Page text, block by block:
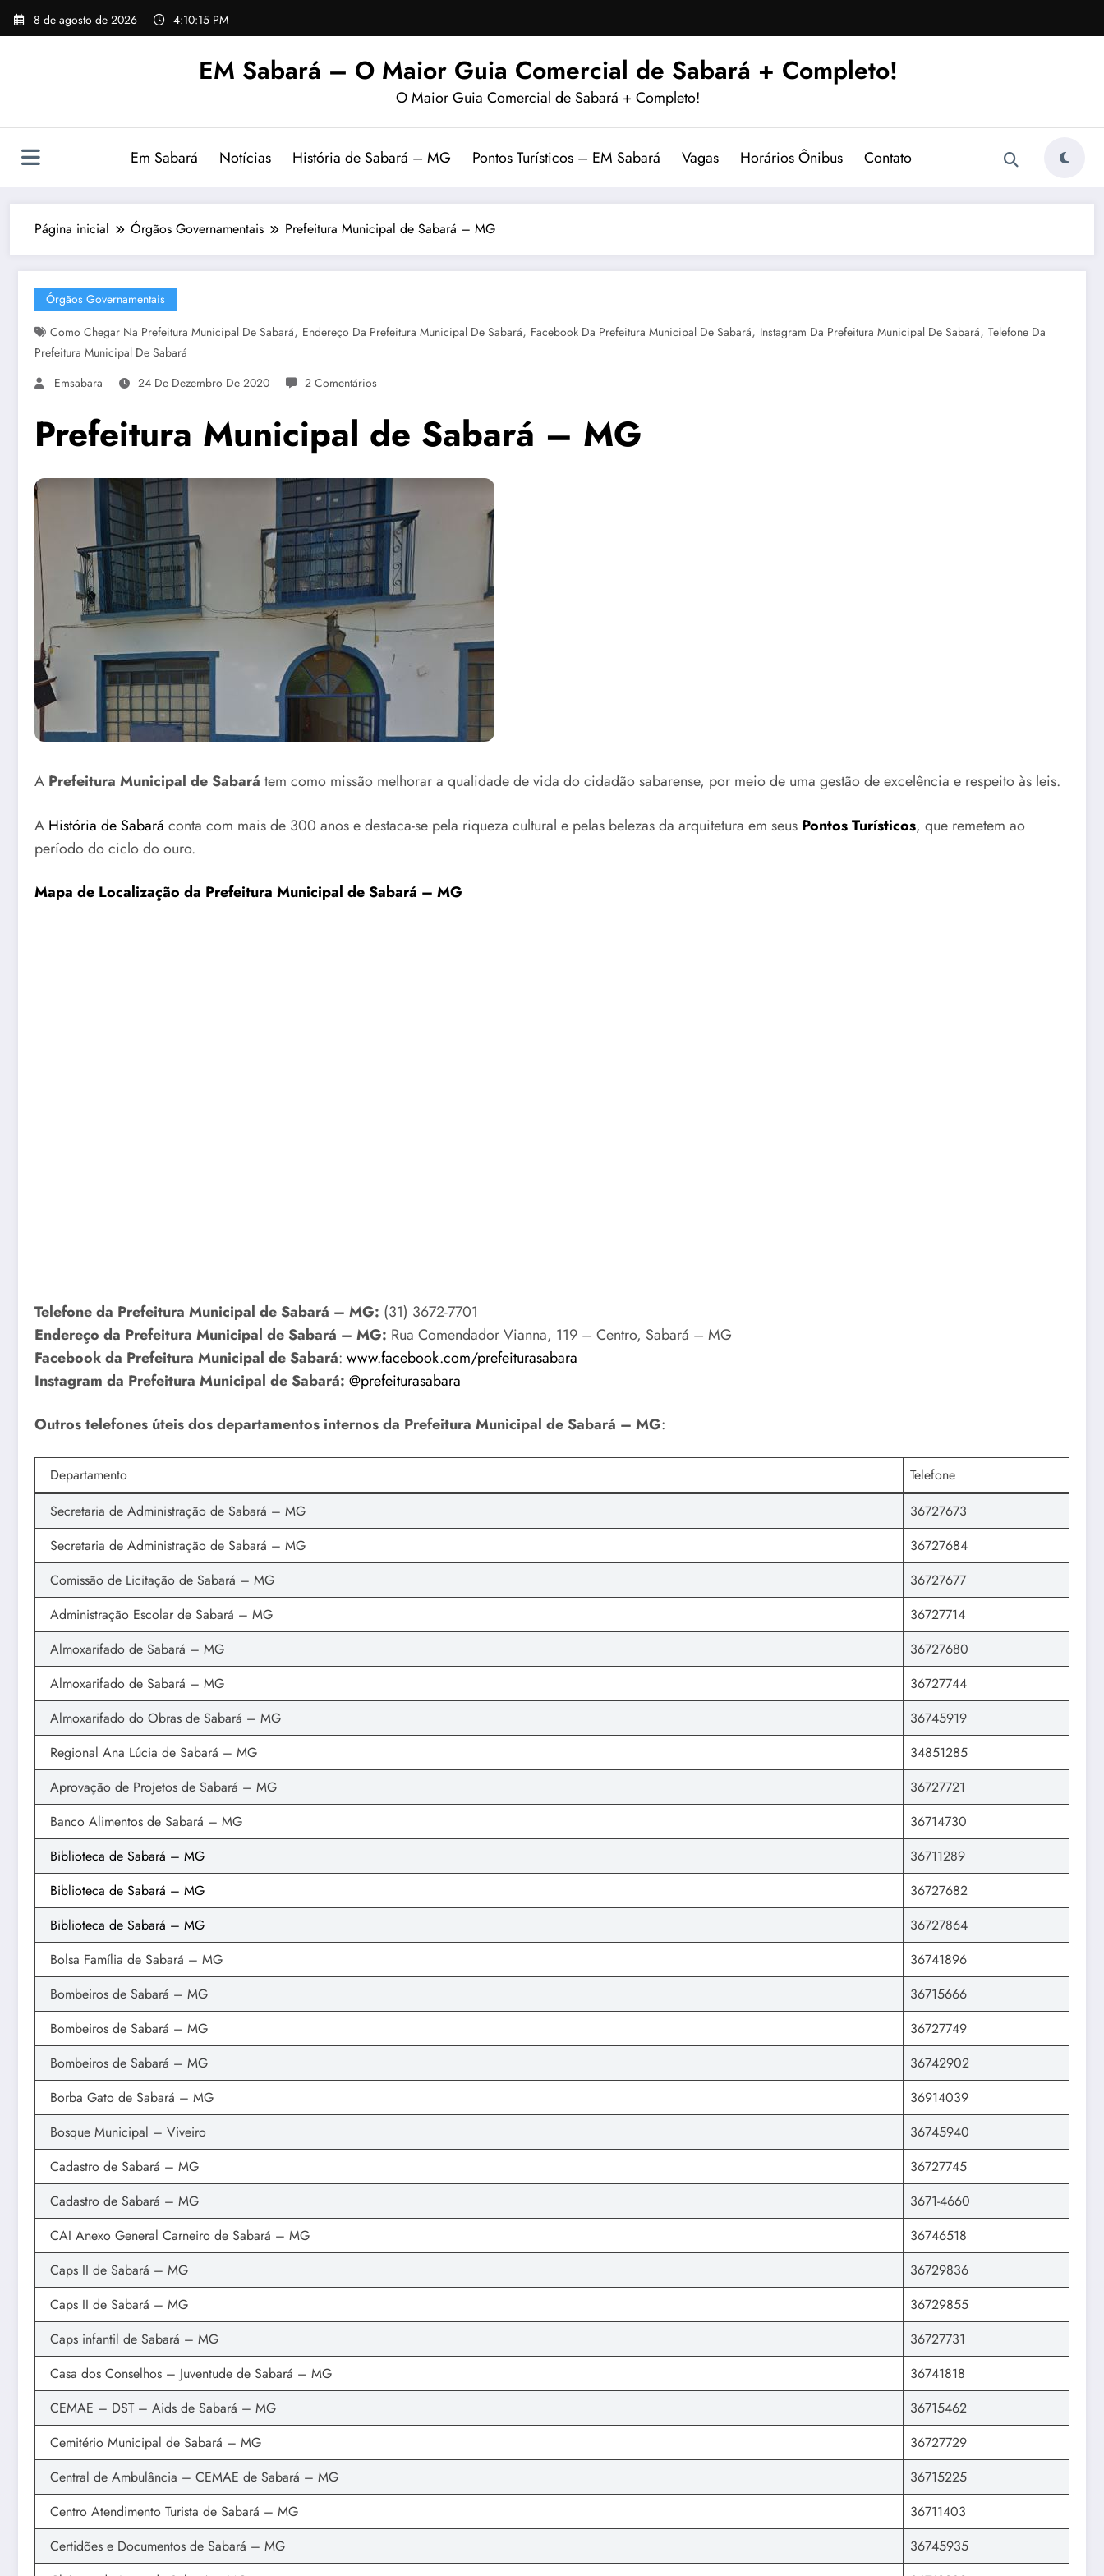
Pular
para
8 de agosto de 2026 4:10:16 PM
EM Sabará – O Maior Guia Comercial de Sabará + Completo!
O Maior Guia Comercial de Sabará + Completo!
Em Sabará Notícias História de Sabará – MG Pontos Turísticos – EM Sabará Vagas Horários Ônibus Contato
Página inicial Órgãos Governamentais Prefeitura Municipal de Sabará – MG
Órgãos Governamentais
Como Chegar Na Prefeitura Municipal De Sabará, Endereço Da Prefeitura Municipal De Sabará, Facebook Da Prefeitura Municipal De Sabará, Instagram Da Prefeitura Municipal De Sabará, Telefone Da
Prefeitura Municipal De Sabará
Emsabara
24 De Dezembro De 2020 2 Comentários
Prefeitura Municipal de Sabará – MG
A Prefeitura Municipal de Sabará tem como missão melhorar a qualidade de vida do cidadão sabarense, por meio de uma gestão de excelência e respeito às leis.
A História de Sabará conta com mais de 300 anos e destaca-se pela riqueza cultural e pelas belezas da arquitetura em seus Pontos Turísticos, que remetem ao
período do ciclo do ouro.
Mapa de Localização da Prefeitura Municipal de Sabará – MG
Telefone da Prefeitura Municipal de Sabará – MG: (31) 3672-7701
Endereço da Prefeitura Municipal de Sabará – MG: Rua Comendador Vianna, 119 – Centro, Sabará – MG
Facebook da Prefeitura Municipal de Sabará: www.facebook.com/prefeiturasabara
Instagram da Prefeitura Municipal de Sabará: @prefeiturasabara
Outros telefones úteis dos departamentos internos da Prefeitura Municipal de Sabará – MG:
Departamento
Telefone
Secretaria de Administração de Sabará – MG
36727673
Secretaria de Administração de Sabará – MG
36727684
Comissão de Licitação de Sabará – MG
36727677
Administração Escolar de Sabará – MG
36727714
Almoxarifado de Sabará – MG
36727680
Almoxarifado de Sabará – MG
36727744
Almoxarifado do Obras de Sabará – MG
36745919
Regional Ana Lúcia de Sabará – MG
34851285
Aprovação de Projetos de Sabará – MG
36727721
Banco Alimentos de Sabará – MG
36714730
Biblioteca de Sabará – MG
36711289
Biblioteca de Sabará – MG
36727682
Biblioteca de Sabará – MG
36727864
Bolsa Família de Sabará – MG
36741896
Bombeiros de Sabará – MG
36715666
Bombeiros de Sabará – MG
36727749
Bombeiros de Sabará – MG
36742902
Borba Gato de Sabará – MG
36914039
Bosque Municipal – Viveiro
36745940
Cadastro de Sabará – MG
36727745
Cadastro de Sabará – MG
3671-4660
CAI Anexo General Carneiro de Sabará – MG
36746518
Caps II de Sabará – MG
36729836
Caps II de Sabará – MG
36729855
Caps infantil de Sabará – MG
36727731
Casa dos Conselhos – Juventude de Sabará – MG
36741818
CEMAE – DST – Aids de Sabará – MG
36715462
Cemitério Municipal de Sabará – MG
36727729
Central de Ambulância – CEMAE de Sabará – MG
36715225
Centro Atendimento Turista de Sabará – MG
36711403
Certidões e Documentos de Sabará – MG
36745935